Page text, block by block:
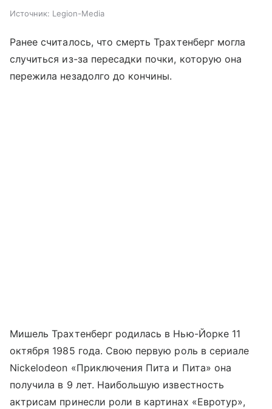
Источник: Legion-Media
Ранее считалось, что смерть Трахтенберг могла
случиться из-за пересадки почки, которую она
пережила незадолго до кончины.
Мишель Трахтенберг родилась в Нью-Йорке 11
октября 1985 года. Свою первую роль в сериале
Nickelodeon «Приключения Пита и Пита» она
получила в 9 лет. Наибольшую известность
актрисам принесли роли в картинах «Евротур»,